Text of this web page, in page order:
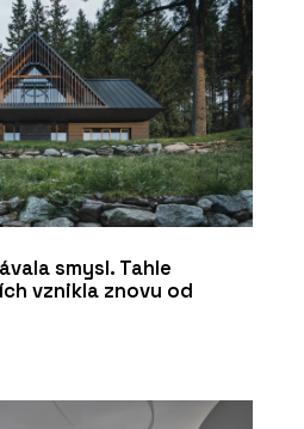
smysl. Tahle
vznikla znovu od